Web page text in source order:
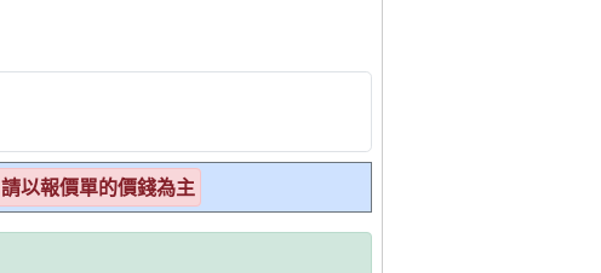
請以報價單的價錢為主